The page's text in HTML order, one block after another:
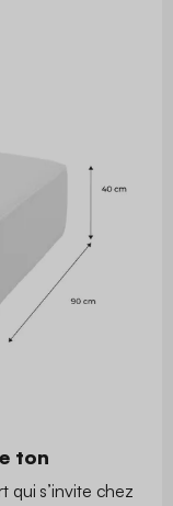
ton
qui s’invite chez